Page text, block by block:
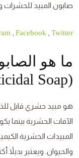
صابون المبيد للحشرات
Facebook Twitter
ما هو
(Insecticidal Soap)؟
هو مبيد حشري قابل
الآفات الحشرية بينما
المبيدات الحشرية
والحيوان. ويعتبر بديلاً